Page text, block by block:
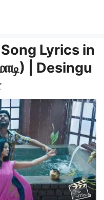
Lyrics in
| Desingu